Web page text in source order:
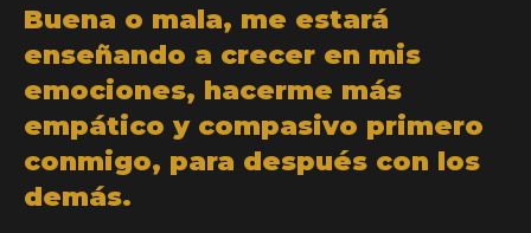
Buena o mala, me estará
enseñando a crecer en mis
emociones, hacerme más
empático y compasivo primero
conmigo, para después con los
demás.